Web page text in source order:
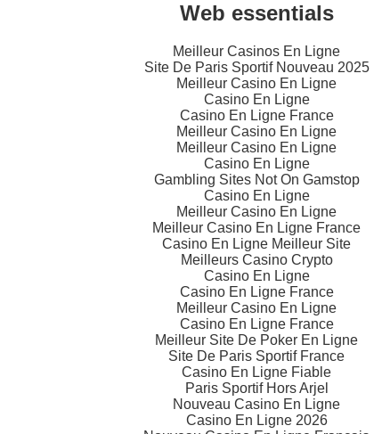
Web essentials
Meilleur Casinos En Ligne
Site De Paris Sportif Nouveau 2025
Meilleur Casino En Ligne
Casino En Ligne
Casino En Ligne France
Meilleur Casino En Ligne
Meilleur Casino En Ligne
Casino En Ligne
Gambling Sites Not On Gamstop
Casino En Ligne
Meilleur Casino En Ligne
Meilleur Casino En Ligne France
Casino En Ligne Meilleur Site
Meilleurs Casino Crypto
Casino En Ligne
Casino En Ligne France
Meilleur Casino En Ligne
Casino En Ligne France
Meilleur Site De Poker En Ligne
Site De Paris Sportif France
Casino En Ligne Fiable
Paris Sportif Hors Arjel
Nouveau Casino En Ligne
Casino En Ligne 2026